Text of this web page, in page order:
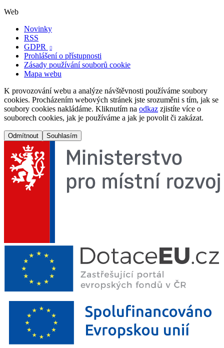
Web
Novinky
RSS
GDPR

Prohlášení o přístupnosti
Zásady používání souborů cookie
Mapa webu
K provozování webu a analýze návštěvnosti používáme soubory
cookies. Procházením webových stránek jste srozuměni s tím, jak se
soubory cookies nakládáme. Kliknutím na odkaz zjistíte více o
souborech cookies, jak je používáme a jak je povolit či zakázat.
Odmítnout Souhlasím